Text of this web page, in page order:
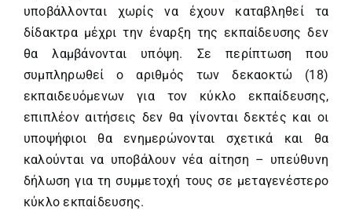
υποβάλλονται χωρίς να έχουν καταβληθεί τα
δίδακτρα μέχρι την έναρξη της εκπαίδευσης δεν
θα λαμβάνονται υπόψη. Σε περίπτωση που
συμπληρωθεί ο αριθμός των δεκαοκτώ (18)
εκπαιδευόμενων για τον κύκλο εκπαίδευσης,
επιπλέον αιτήσεις δεν θα γίνονται δεκτές και οι
υποψήφιοι θα ενημερώνονται σχετικά και θα
καλούνται να υποβάλουν νέα αίτηση – υπεύθυνη
δήλωση για τη συμμετοχή τους σε μεταγενέστερο
κύκλο εκπαίδευσης.